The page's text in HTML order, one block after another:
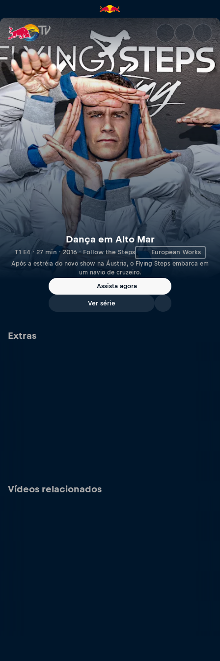
Dança em Alto Mar | Red Bull
Dança em Alto Mar
T1 E4 · 27 min · 2016 · Follow the Steps European Works
Após a estréia do novo show na Áustria, o Flying Steps embarca em
um navio de cruzeiro.
Assista agora
Ver série
Extras
Vídeos relacionados